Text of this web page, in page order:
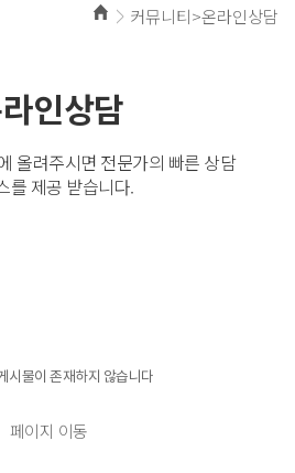
커뮤니티>온라인상담
인상담
올려주시면 전문가의 빠른 상담
를 제공 받습니다.
시물이 존재하지 않습니다
페이지 이동